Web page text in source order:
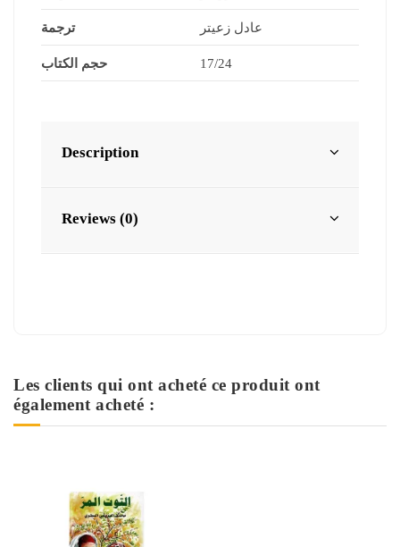
ترجمة عادل زعيتر
حجم الكتاب 17/24
Description
Reviews (0)
Les clients qui ont acheté ce produit ont
également acheté :